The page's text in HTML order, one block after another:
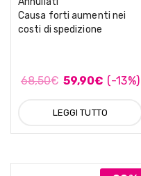
Causa forti aumenti nei
costi di spedizione
68,50€ 59,90€ (-13%)
LEGGI TUTTO